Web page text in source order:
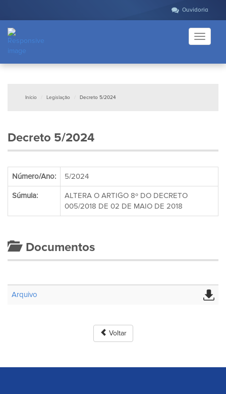
Ouvidoria
Toggle
Início Legislação Decreto 5/2024
Decreto 5/2024
Número/Ano: 5/2024
Súmula:
ALTERA O ARTIGO 8º DO DECRETO
005/2018 DE 02 DE MAIO DE 2018
Documentos
Arquivo
Voltar